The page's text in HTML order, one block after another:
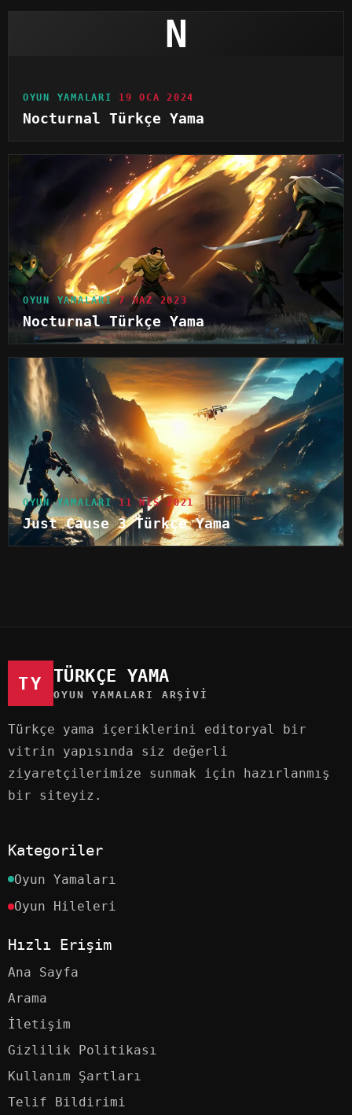
N
OYUN YAMALARI 19 OCA 2024
Nocturnal Türkçe Yama
OYUN YAMALARI 7 HAZ 2023
Nocturnal Türkçe Yama
OYUN YAMALARI 11 NIS 2021
Just Cause 3 Türkçe Yama
TY TÜRKÇE YAMA
OYUN YAMALARI ARŞIVI
Türkçe yama içeriklerini editoryal bir
vitrin yapısında siz değerli
ziyaretçilerimize sunmak için hazırlanmış
bir siteyiz.
Kategoriler
Oyun Yamaları
Oyun Hileleri
Hızlı Erişim
Ana Sayfa
Arama
İletişim
Gizlilik Politikası
Kullanım Şartları
Telif Bildirimi